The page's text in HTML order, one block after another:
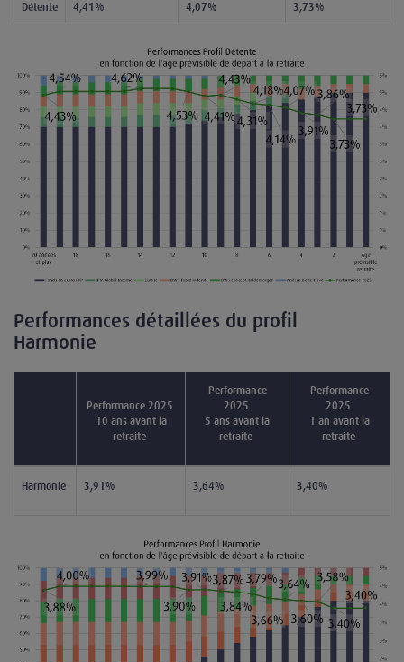
Détente 4,41% 4,07% 3,73%
Performances détaillées du profil
Harmonie
Performance 2025
10 ans avant la
retraite
Performance
2025
5 ans avant la
retraite
Performance
2025
1 an avant la
retraite
Harmonie 3,91% 3,64% 3,40%